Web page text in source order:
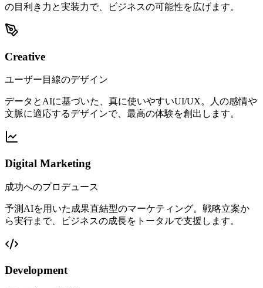
の目利き力と実装力で、ビジネスの可能性を広げます。
Creative
ユーザー目線のデザイン
データとAIに基づいた、真に使いやすいUI/UX。人の感情や
文脈に適応するデザインで、最高の体験を創出します。
Digital Marketing
成功へのプロデュース
予測AIを用いた成果直結型のマーケティング。戦略立案か
ら実行まで、ビジネスの成長をトータルで支援します。
Development